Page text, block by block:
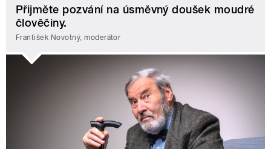
Přijměte pozvání na úsměvný doušek moudré
člověčiny.
František Novotný, moderátor